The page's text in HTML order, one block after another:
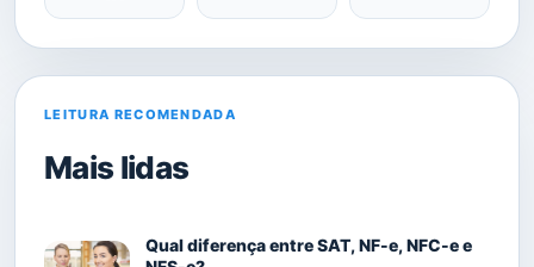
LEITURA RECOMENDADA
Mais lidas
Qual diferença entre SAT, NF-e, NFC-e e